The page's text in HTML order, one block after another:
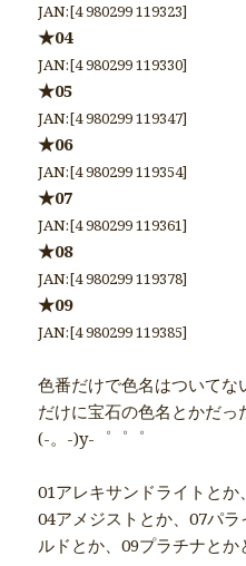
JAN:[4 980299 119323]
★04
JAN:[4 980299 119330]
★05
JAN:[4 980299 119347]
★06
JAN:[4 980299 119354]
★07
JAN:[4 980299 119361]
★08
JAN:[4 980299 119378]
★09
JAN:[4 980299 119385]
色番だけで色名はついて
だけに宝石の色名とかだっ
(-。-)y-゜゜゜
01アレキサンドライトとか
04アメジストとか、07パ
ルドとか、09プラチナとか